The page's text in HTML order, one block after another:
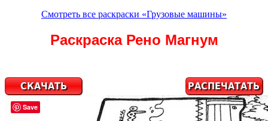
Смотреть все раскраски «Грузовые машины»
Раскраска Рено Магнум
Save